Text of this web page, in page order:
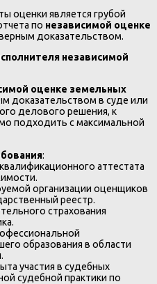
оценки является грубой
по независимой оценке
доказательством.
независимой
оценке земельных
доказательством в суде или
делового решения, к
подходить с максимальной
:
аттестата
организации оценщиков
реестр.
страхования
образования в области
участия в судебных
судебной практики по